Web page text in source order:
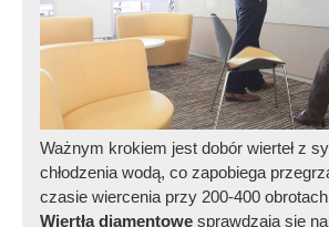
Ważnym krokiem jest dobór wierteł z
chłodzenia wodą, co zapobiega
czasie wiercenia przy 200-400
Wiertła diamentowe sprawdzają się